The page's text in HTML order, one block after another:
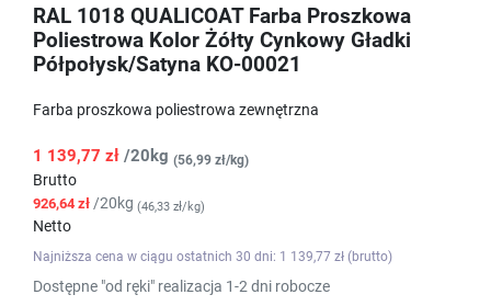
RAL 1018 QUALICOAT Farba Proszkowa
Poliestrowa Kolor Żółty Cynkowy Gładki
Półpołysk/Satyna KO-00021
Farba proszkowa poliestrowa zewnętrzna
1 139,77 zł /20kg (56,99 zł/kg)
Brutto
926,64 zł /20kg (46,33 zł/kg)
Netto
Najniższa cena w ciągu ostatnich 30 dni: 1 139,77 zł (brutto)
Dostępne "od ręki" realizacja 1-2 dni robocze